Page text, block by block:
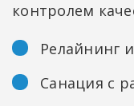
контролем
Релайнинг
Санация с